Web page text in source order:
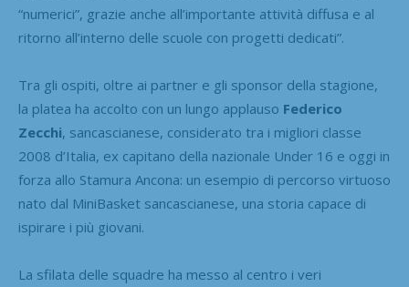
“numerici”, grazie anche all’importante attività diffusa e al
ritorno all’interno delle scuole con progetti dedicati”.
Tra gli ospiti, oltre ai partner e gli sponsor della stagione,
la platea ha accolto con un lungo applauso Federico
Zecchi, sancascianese, considerato tra i migliori classe
2008 d’Italia, ex capitano della nazionale Under 16 e oggi in
forza allo Stamura Ancona: un esempio di percorso virtuoso
nato dal MiniBasket sancascianese, una storia capace di
ispirare i più giovani.
La sfilata delle squadre ha messo al centro i veri